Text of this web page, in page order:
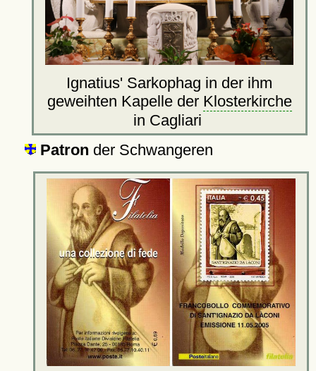
Ignatius' Sarkophag in der ihm
geweihten Kapelle der Klosterkirche
in Cagliari
Patron der Schwangeren